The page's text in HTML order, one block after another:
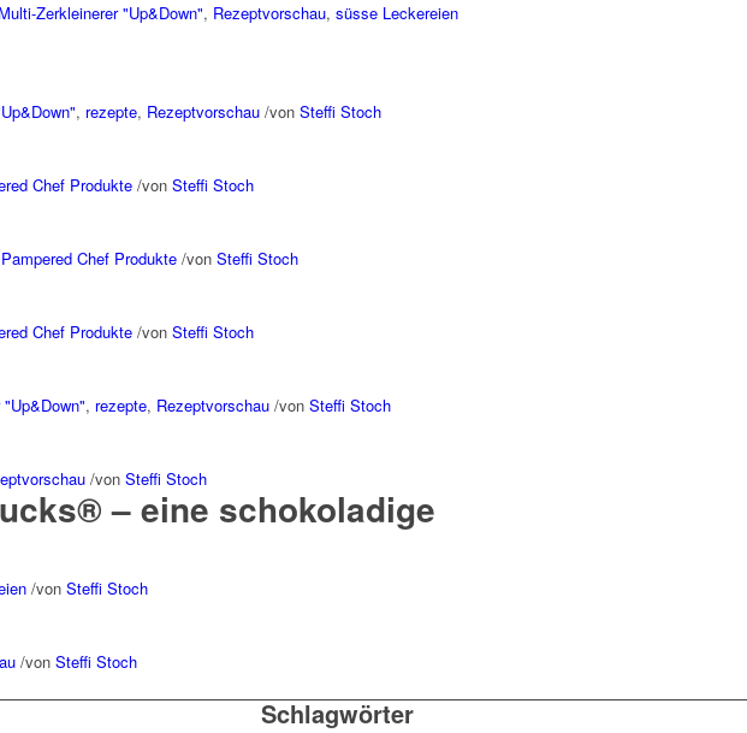
Zerkleinerer "Up&Down", Rezeptvorschau, süsse Leckereien
, rezepte, Rezeptvorschau /von Steffi Stoch
Chef Produkte /von Steffi Stoch
Chef Produkte /von Steffi Stoch
Chef Produkte /von Steffi Stoch
, rezepte, Rezeptvorschau /von Steffi Stoch
/von Steffi Stoch
– eine schokoladige
/von Steffi Stoch
/von Steffi Stoch
Schlagwörter